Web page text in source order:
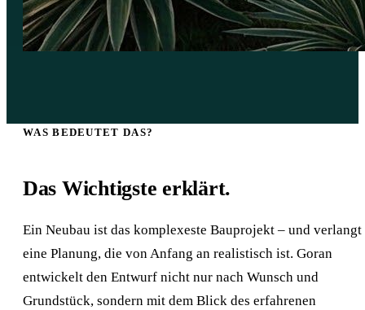
WAS BEDEUTET DAS?
Das Wichtigste erklärt.
Ein Neubau ist das komplexeste Bauprojekt – und verlangt
eine Planung, die von Anfang an realistisch ist. Goran
entwickelt den Entwurf nicht nur nach Wunsch und
Grundstück, sondern mit dem Blick des erfahrenen